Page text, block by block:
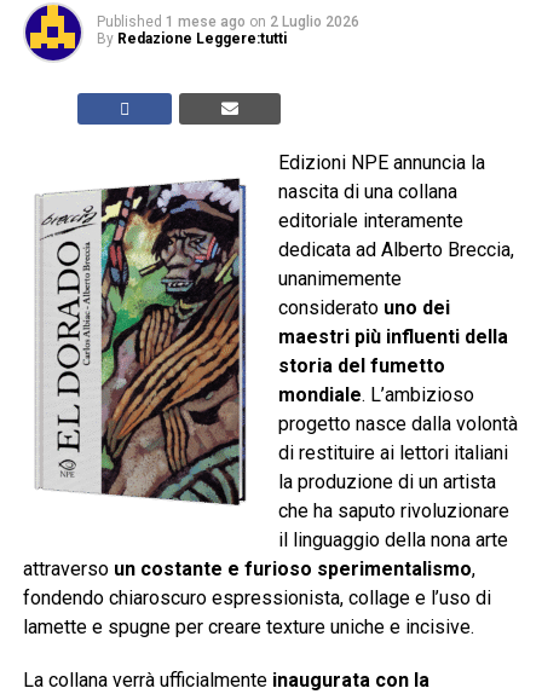
Published 1 mese ago on 2 Luglio 2026
By Redazione Leggere:tutti
Edizioni NPE annuncia la
nascita di una collana
editoriale interamente
dedicata ad Alberto Breccia,
unanimemente
considerato uno dei
maestri più influenti della
storia del fumetto
mondiale. L’ambizioso
progetto nasce dalla volontà
di restituire ai lettori italiani
la produzione di un artista
che ha saputo rivoluzionare
il linguaggio della nona arte
attraversoun costante e furioso sperimentalismo,
fondendo chiaroscuro espressionista, collage e l’uso di
lamette e spugne per creare texture uniche e incisive.
La collana verrà ufficialmente inaugurata con la